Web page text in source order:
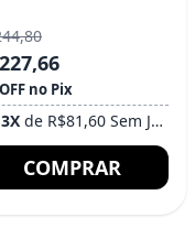
no Pix
3X de R$81,60 Sem Juros
COMPRAR